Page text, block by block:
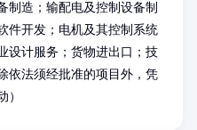
制造；输配电及控制设备制
件开发；电机及其控制系统
设计服务；货物进出口；技
依法须经批准的项目外，凭
）